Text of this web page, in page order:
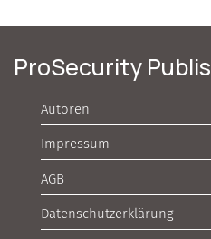
ProSecurity
Autoren
Impressum
AGB
Datenschutzerklärung